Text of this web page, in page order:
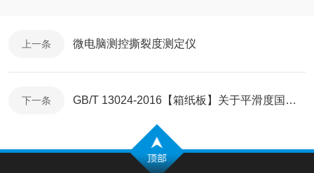
上一条 微电脑测控撕裂度测定仪
下一条 GB/T 13024-2016【箱纸板】关于平滑度国标的变化